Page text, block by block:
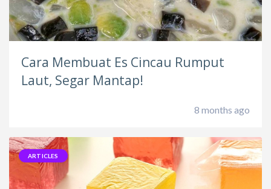
Cara Membuat Es Cincau Rumput
Laut, Segar Mantap!
8 months ago
ARTICLES